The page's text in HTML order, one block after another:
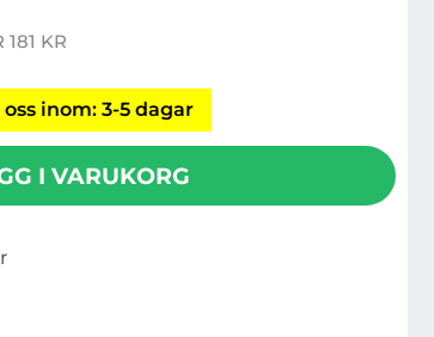
181 KR
inom: 3-5 dagar
I VARUKORG